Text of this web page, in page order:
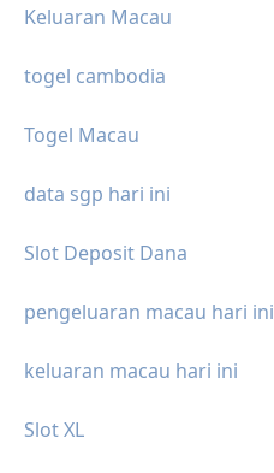
Keluaran Macau
togel cambodia
Togel Macau
data sgp hari ini
Slot Deposit Dana
pengeluaran macau hari ini
keluaran macau hari ini
Slot XL